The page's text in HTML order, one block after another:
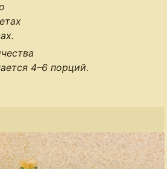
4–6 порций.